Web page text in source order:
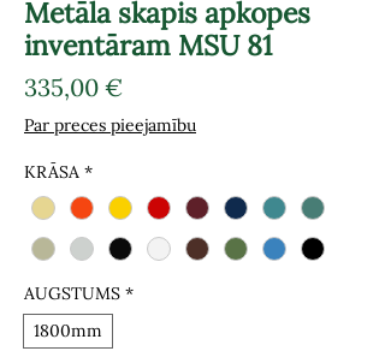
Metāla skapis apkopes
inventāram MSU 81
335,00 €Cena
Par preces pieejamību
KRĀSA *
AUGSTUMS *
1800mm